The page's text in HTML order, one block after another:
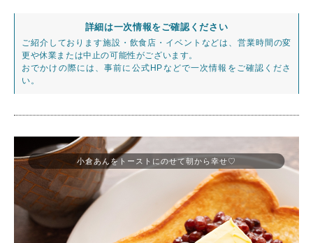
詳細は一次情報をご確認ください
ご紹介しております施設・飲食店・イベントなどは、営業時間の変
更や休業または中止の可能性がございます。
おでかけの際には、事前に公式HPなどで一次情報をご確認くださ
い。
小倉あんをトーストにのせて朝から幸せ♡